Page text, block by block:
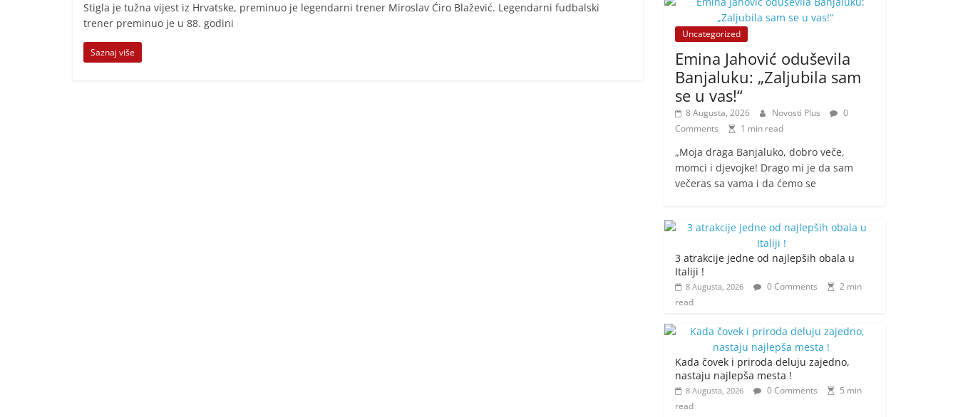
Stigla je tužna vijest iz Hrvatske, preminuo je legendarni trener Miroslav Ćiro Blažević. Legendarni fudbalski
trener preminuo je u 88. godini
Saznaj više
Uncategorized
Emina Jahović oduševila
Banjaluku: „Zaljubila sam
se u vas!“
8 Augusta, 2026 Novosti Plus
0
Comments
1 min read
„Moja draga Banjaluko, dobro veče,
momci i djevojke! Drago mi je da sam
večeras sa vama i da ćemo se
3 atrakcije jedne od najlepših obala u
Italiji !
8 Augusta, 2026 0 Comments
2 min
read
Kada čovek i priroda deluju zajedno,
nastaju najlepša mesta !
8 Augusta, 2026 0 Comments
5 min
read